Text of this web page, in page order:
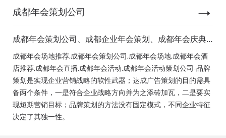
成都年会策划公司
成都年会策划公司、成都企业年会策划、成都年会庆典
策划、成都年会节目表演、成都年会节目演出、成都年
会活动策划公司、成都年会布置公司，成都年会现场搭
建公司，成都年会节目表演，年会节目创意节目，年会
策划方案详细流程，年会策划，年会致辞发言稿，年会
礼品，年会祝福语
成都年会场地推荐,成都年会策划公司,成都年会场地,成都年会酒
店推荐,成都年会直播,成都年会活动,成都年会活动策划公司-品牌
策划是实现企业营销战略的软性武器；达成广告策划的目的需具
备两个条件，一是符合企业战略方向并为之添砖加瓦，二是要实
现短期营销目标；品牌策划的方法没有固定模式，不同企业特征
决定了其独一性。